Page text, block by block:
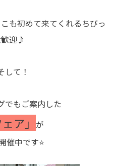
も初めて来てくれるちびっ
歓迎♪
して！
でもご案内した
ア」 が
催中です⭐